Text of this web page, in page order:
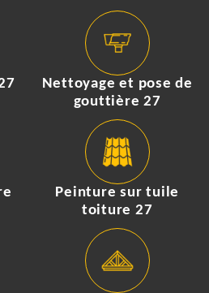
Nettoyage et pose de
gouttière 27
Peinture sur tuile
toiture 27